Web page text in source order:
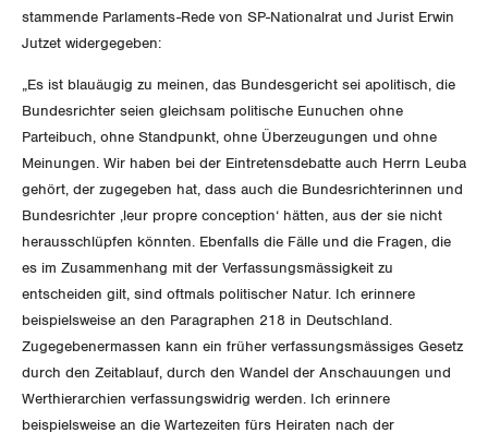
Luzern
Neuenburg
Nidwalden
Obwalden
Schaffhausen
Schwyz
St. Gallen-Appenzell
Solothurn
stammende Parlaments-Rede von SP-Nationalrat und Jurist Erwin
Jutzet widergegeben:
„Es ist blauäugig zu meinen, das Bundesgericht sei apolitisch, die
Bundesrichter seien gleichsam politische Eunuchen ohne
Parteibuch, ohne Standpunkt, ohne Überzeugungen und ohne
Meinungen. Wir haben bei der Eintretensdebatte auch Herrn Leuba
gehört, der zugegeben hat, dass auch die Bundesrichterinnen und
Bundesrichter ‚leur propre conception‘ hätten, aus der sie nicht
herausschlüpfen könnten. Ebenfalls die Fälle und die Fragen, die
es im Zusammenhang mit der Verfassungsmässigkeit zu
entscheiden gilt, sind oftmals politischer Natur. Ich erinnere
beispielsweise an den Paragraphen 218 in Deutschland.
Zugegebenermassen kann ein früher verfassungsmässiges Gesetz
durch den Zeitablauf, durch den Wandel der Anschauungen und
Werthierarchien verfassungswidrig werden. Ich erinnere
beispielsweise an die Wartezeiten fürs Heiraten nach der